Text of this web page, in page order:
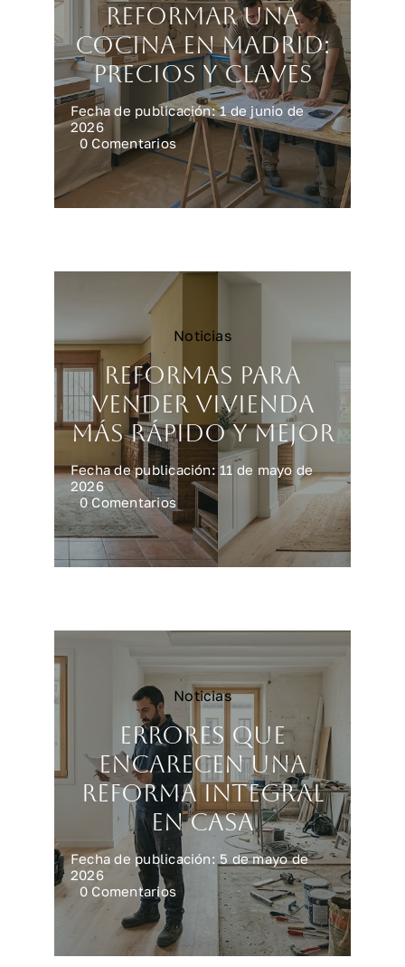
Reformar una
cocina en Madrid:
precios y claves
Fecha de publicación: 1 de junio de
2026
0 Comentarioson
Reformar
una
cocina
en
claves
Noticias
Reformas para
vender vivienda
más rápido y mejor
Fecha de publicación: 11 de mayo de
2026
0 Comentarioson
Reformas
para
vender
vivienda
mejor
Noticias
Errores que
encarecen una
reforma integral
en casa
Fecha de publicación: 5 de mayo de
2026
0 Comentarioson
Errores
que
encarecen
una